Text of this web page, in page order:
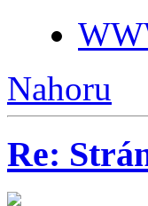
Nahoru
Re: